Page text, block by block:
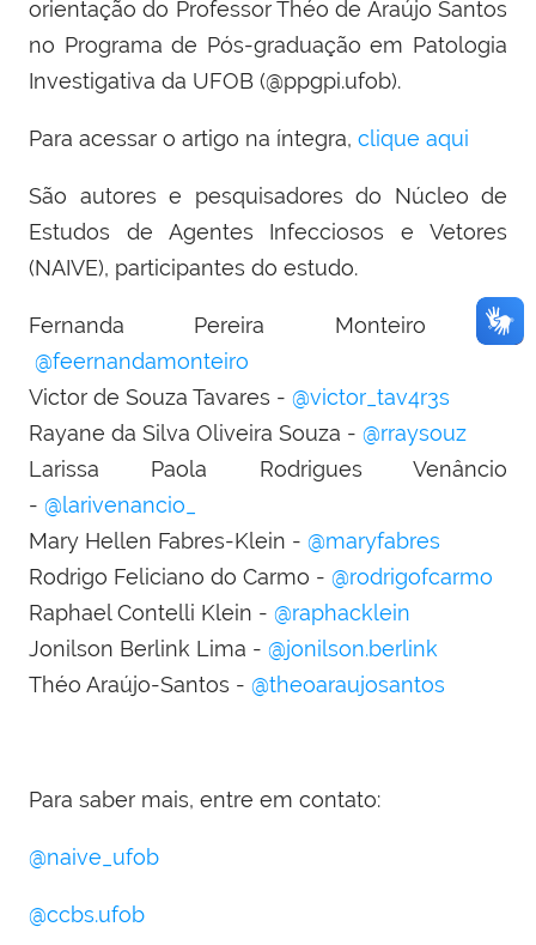
orientação do Professor Théo de Araújo Santos
no Programa de Pós-graduação em Patologia
Investigativa da UFOB (@ppgpi.ufob).
Para acessar o artigo na íntegra, clique aqui
São autores e pesquisadores do Núcleo de
Estudos de Agentes Infecciosos e Vetores
(NAIVE), participantes do estudo.
Fernanda Pereira Monteiro –
@feernandamonteiro
Victor de Souza Tavares - @victor_tav4r3s
Rayane da Silva Oliveira Souza - @rraysouz
Larissa Paola Rodrigues Venâncio
- @larivenancio_
Mary Hellen Fabres-Klein - @maryfabres
Rodrigo Feliciano do Carmo - @rodrigofcarmo
Raphael Contelli Klein - @raphacklein
Jonilson Berlink Lima - @jonilson.berlink
Théo Araújo-Santos - @theoaraujosantos
Para saber mais, entre em contato:
@naive_ufob
@ccbs.ufob